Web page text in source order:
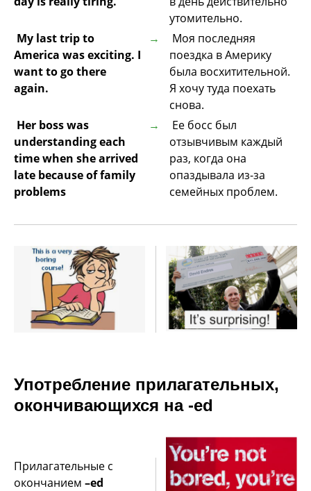
утомительно.
My last trip to
America was exciting. I
want to go there
again.
Моя последняя
поездка в Америку
была восхитительной.
Я хочу туда поехать
снова.
Her boss was
understanding each
time when she arrived
late because of family
problems
Ее босс был
отзывчивым каждый
раз, когда она
опаздывала из-за
семейных проблем.
Употребление прилагательных,
окончивающихся на -ed
Прилагательные с
окончанием –ed